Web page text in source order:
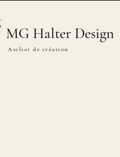
MG Halter Design
Atelier de création